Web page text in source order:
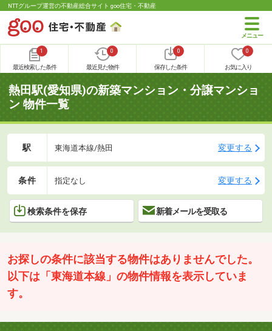
NTTグループ運営の不動産総合サイト goo住宅・不動産
1
最近検索した条件
0
最近見た物件
0
保存した条件
0
お気に入り
熱田駅(愛知県)の新築マンション・分譲マンショ
ン 物件一覧
駅 東海道本線/熱田 変更する
条件 指定なし 変更する
検索条件を保存 新着メールを受取る
お探しの条件に該当する物件はありませんでした。
以下は「東海道本線」の物件情報を表示していま
す。